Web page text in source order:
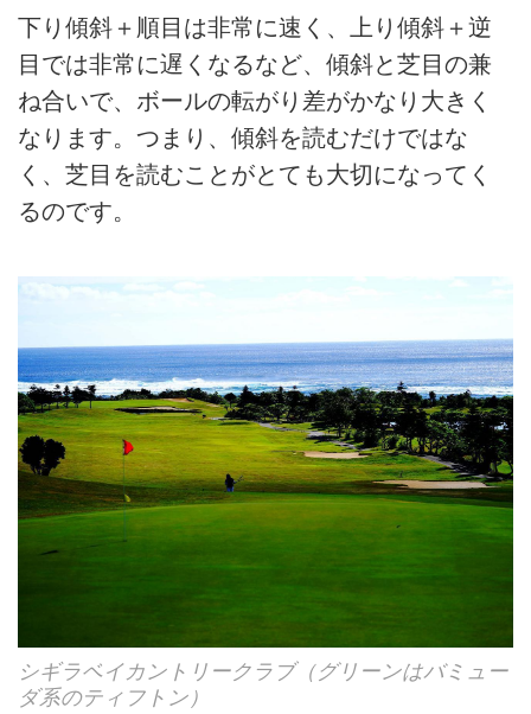
下り傾斜＋順目は非常に速く、上り傾斜＋逆
目では非常に遅くなるなど、傾斜と芝目の兼
ね合いで、ボールの転がり差がかなり大きく
なります。つまり、傾斜を読むだけではな
く、芝目を読むことがとても大切になってく
るのです。
シギラベイカントリークラブ（グリーンはバミュー
ダ系のティフトン）